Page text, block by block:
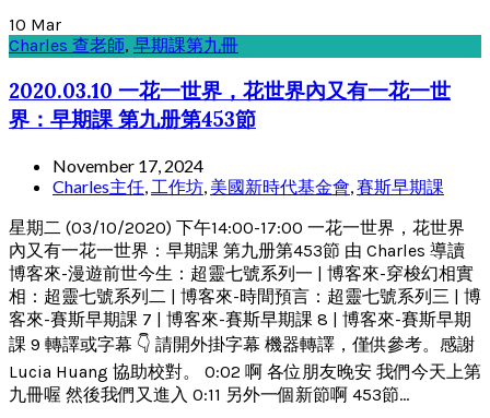
10 Mar
Charles 查老師, 早期課第九冊
2020.03.10 一花一世界，花世界內又有一花一世
界：早期課 第九册第453節
November 17, 2024
Charles主任, 工作坊, 美國新時代基金會,賽斯早期課
星期二 (03/10/2020) 下午14:00-17:00 一花一世界，花世界
內又有一花一世界：早期課 第九册第453節 由 Charles 導讀
博客來-漫遊前世今生：超靈七號系列一 | 博客來-穿梭幻相實
相：超靈七號系列二 | 博客來-時間預言：超靈七號系列三 | 博
客來-賽斯早期課 7 | 博客來-賽斯早期課 8 | 博客來-賽斯早期
課 9 轉譯或字幕 👇 請開外掛字幕 機器轉譯，僅供參考。感謝
Lucia Huang 協助校對。 0:02 啊 各位朋友晚安 我們今天上第
九冊喔 然後我們又進入 0:11 另外一個新節啊 453節...